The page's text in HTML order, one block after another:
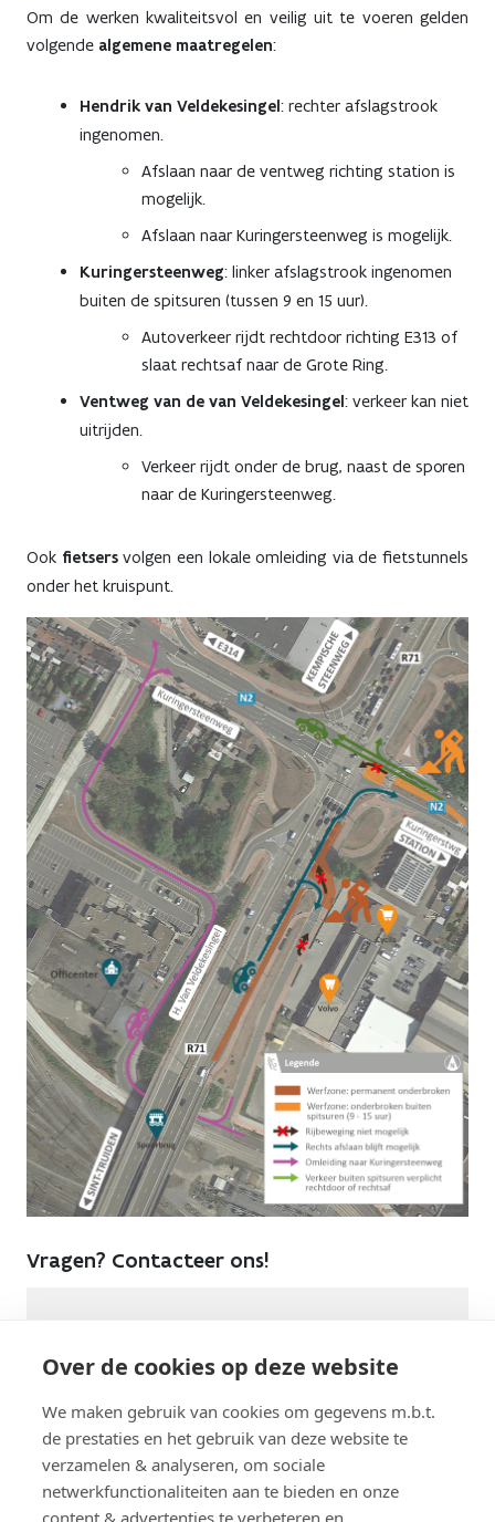
Over de cookies op deze website
We maken gebruik van cookies om gegevens m.b.t.
de prestaties en het gebruik van deze website te
verzamelen & analyseren, om sociale
netwerkfunctionaliteiten aan te bieden en onze
content & advertenties te verbeteren en
Om de werken kwaliteitsvol en veilig uit te voeren gelden
volgende algemene maatregelen:
Hendrik van Veldekesingel: rechter afslagstrook
ingenomen.
Afslaan naar de ventweg richting station is
mogelijk.
Afslaan naar Kuringersteenweg is mogelijk.
Kuringersteenweg: linker afslagstrook ingenomen
buiten de spitsuren (tussen 9 en 15 uur).
Autoverkeer rijdt rechtdoor richting E313 of
slaat rechtsaf naar de Grote Ring.
Ventweg van de van Veldekesingel: verkeer kan niet
uitrijden.
Verkeer rijdt onder de brug, naast de sporen
naar de Kuringersteenweg.
Ook fietsersvolgen een lokale omleiding via de fietstunnels
onder het kruispunt.
Vragen? Contacteer ons!
Telefoon
011 74 23 00
Website